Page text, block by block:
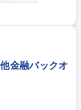
半和文、英文も増
表法など関連法
当社の基本的ビジ
ジネスや新規ビジ
で多種多様な法務
金融バックオ